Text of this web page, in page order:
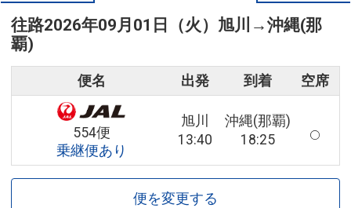
往路2026年09月01日（火） 旭川 →沖縄(那
覇)
便名 出発 到着 空席
554便
乗継便あり
旭川
13:40
沖縄(那覇)
18:25
便を変更する